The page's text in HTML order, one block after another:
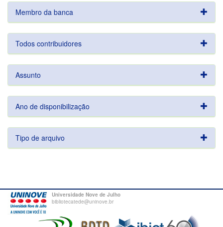
Membro da banca
Todos contribuidores
Assunto
Ano de disponibilização
Tipo de arquivo
Universidade Nove de Julho
bibliotecatede@uninove.br